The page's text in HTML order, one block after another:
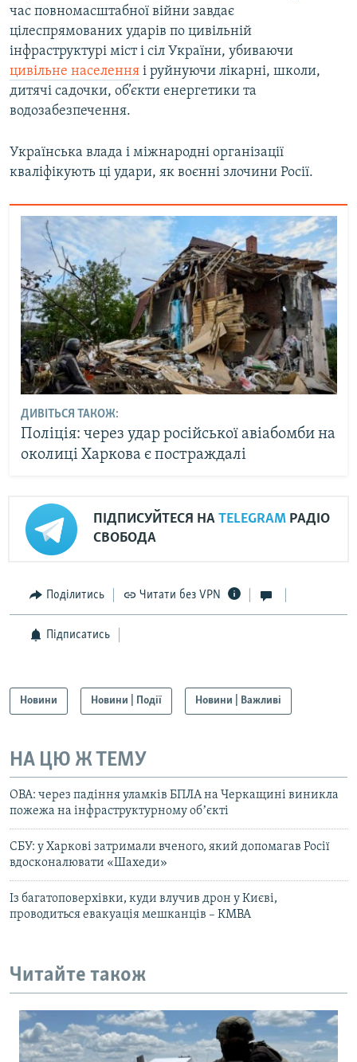
час повномасштабної війни завдає
цілеспрямованих ударів по цивільній
інфраструктурі міст і сіл України, убиваючи
цивільне населення і руйнуючи лікарні, школи,
дитячі садочки, об’єкти енергетики та
водозабезпечення.
Українська влада і міжнародні організації
кваліфікують ці удари, як воєнні злочини Росії.
ДИВІТЬСЯ ТАКОЖ:
Поліція: через удар російської авіабомби на
околиці Харкова є постраждалі
ПІДПИСУЙТЕСЯ НА TELEGRAM РАДІО
СВОБОДА
Поділитись Читати без VPN
Підписатись
Новини Новини | Події Новини | Важливі
НА ЦЮ Ж ТЕМУ
ОВА: через падіння уламків БПЛА на Черкащині виникла
пожежа на інфраструктурному обʼєкті
СБУ: у Харкові затримали вченого, який допомагав Росії
вдосконалювати «Шахеди»
Із багатоповерхівки, куди влучив дрон у Києві,
проводиться евакуація мешканців – КМВА
Читайте також